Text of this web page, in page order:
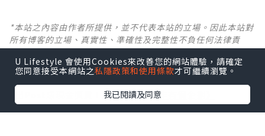
*本站之內容由作者所提供，並不代表本站的立場。因此本站對
所有博客的立場、真實性、準確性及完整性不負任何法律責
任。
【 U Creator 招募 】
登記《社群創作有價企劃》
U Lifestyle 會使用Cookies來改善您的網站體驗，請確定
您同意接受本網站之私隱政策和使用條款才可繼續瀏覽。
我已閱讀及同意